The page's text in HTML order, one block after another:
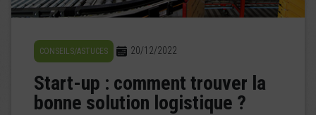
CONSEILS/ASTUCES 20/12/2022
Start-up : comment trouver la
bonne solution logistique ?